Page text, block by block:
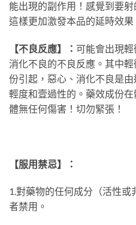
能出現的副作用！感覺到要
這樣更加激發本品的延時效果
【不良反應】： 可能會出現輕
消化不良的不良反應。其中
份引起，惡心、消化不良是
輕度和壹過性的。藥效成份
體無任何傷害！切勿緊張！
【服用禁忌】：
1.對藥物的任何成分（活性
者禁用。